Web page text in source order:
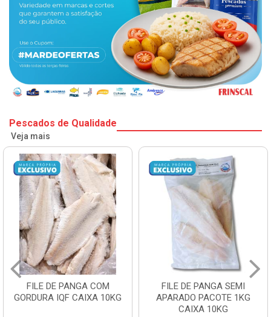
Pescados de Qualidade
Veja mais
10KG
FILE DE PANGA SEMI
APARADO PACOTE 1KG
POLACA
PESCAMARES